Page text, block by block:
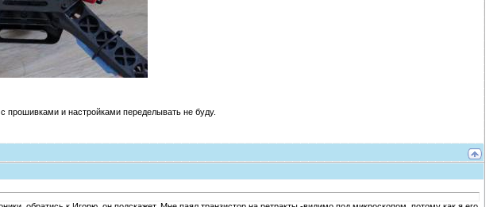
прошивками и настройками переделывать не буду.